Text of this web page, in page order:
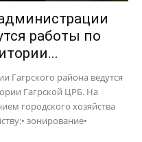
работы по
Гагрского района ведутся
Гагрской ЦРБ. На
городского хозяйства
зонирование•